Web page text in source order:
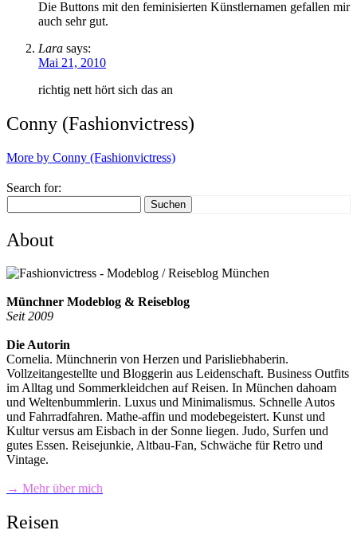
Die Buttons mit den feminisierten Künstlernamen gefallen mir
auch sehr gut.
Lara says:
Mai 21, 2010
richtig nett hört sich das an
Conny (Fashionvictress)
More by Conny (Fashionvictress)
Search for:
Suchen
About
Münchner Modeblog & Reiseblog
Seit 2009
Die Autorin
Cornelia. Münchnerin von Herzen und Parisliebhaberin.
Vollzeitangestellte und Bloggerin aus Leidenschaft. Business Outfits
im Alltag und Sommerkleidchen auf Reisen. In München dahoam
und Weltenbummlerin. Luxus und Minimalismus. Schnelle Autos
und Fahrradfahren. Mathe-affin und modebegeistert. Kunst und
Kultur versus am Eisbach in der Sonne liegen. Judo, Surfen und
gutes Essen. Reisejunkie, Altbau-Fan, Schwäche für Retro und
Vintage.
→ Mehr über mich
Reisen